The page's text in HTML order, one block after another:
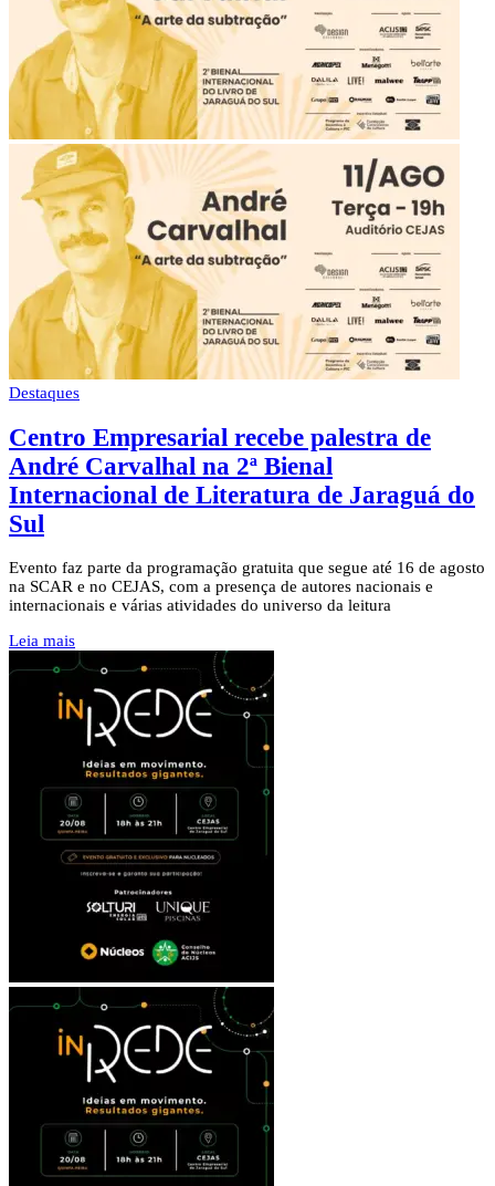
Destaques
Centro Empresarial recebe palestra de
André Carvalhal na 2ª Bienal
Internacional de Literatura de Jaraguá do
Sul
Evento faz parte da programação gratuita que segue até 16 de agosto
na SCAR e no CEJAS, com a presença de autores nacionais e
internacionais e várias atividades do universo da leitura
Leia mais